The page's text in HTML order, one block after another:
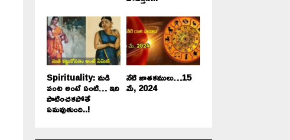
Spirituality: మడి
వంట అంటే ఏంటి… ఇది
పాటించకపోతే
ఏమవుతుంది..!
నేటి జాతకములు…15
మే, 2024